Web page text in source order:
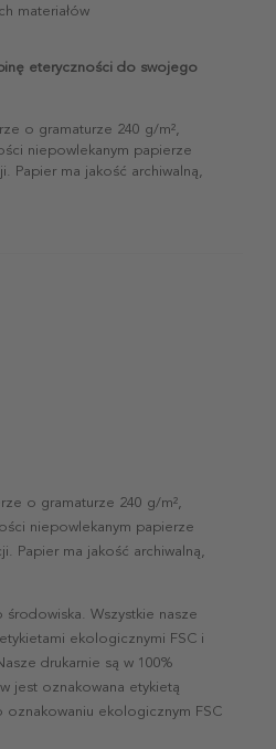
materiałów
eteryczności do swojego
o gramaturze 240 g/m²,
niepowlekanym papierze
Papier ma jakość archiwalną,
o gramaturze 240 g/m²,
niepowlekanym papierze
Papier ma jakość archiwalną,
Wszystkie nasze
ekologicznymi FSC i
drukarnie są w 100%
jest oznakowana etykietą
ekologicznym FSC